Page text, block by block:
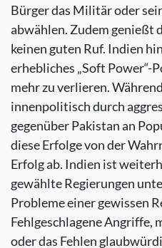
Bürger das Militär oder
abwählen. Zudem genießt
keinen guten Ruf. Indien
erhebliches „Soft Power“-
mehr zu verlieren.
innenpolitisch durch
gegenüber Pakistan an
diese Erfolge von der
Erfolg ab. Indien ist
gewählte Regierungen
Probleme einer gewissen
Fehlgeschlagene Angriffe,
oder das Fehlen